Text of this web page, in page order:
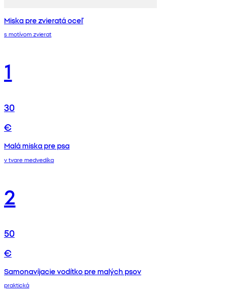
Miska pre zvieratá oceľ
s motívom zvierat
1
30
€
Malá miska pre psa
v tvare medvedíka
2
50
€
Samonavíjacie vodítko pre malých psov
praktická